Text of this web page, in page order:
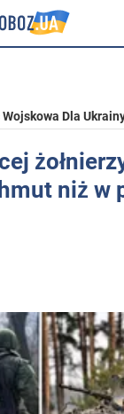
Wojskowa Dla
niż w